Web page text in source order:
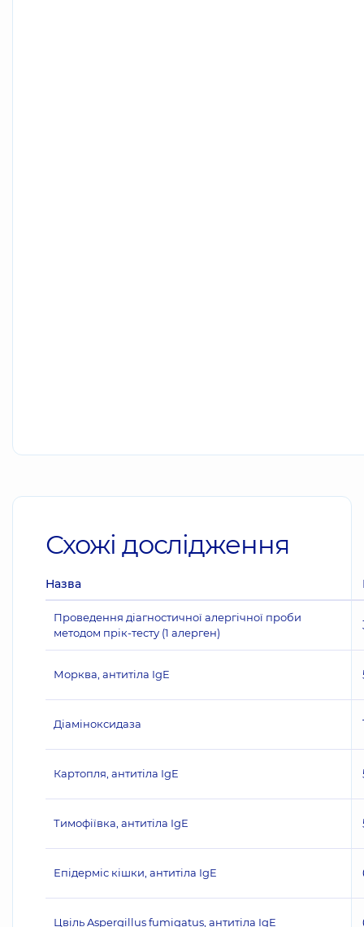
Схожі дослідження
Назва
Проведення діагностичної алергічної проби
методом прік-тесту (1 алерген)
Морква, антитіла IgE
Діаміноксидаза
Картопля, антитіла IgE
Тимофіївка, антитіла IgE
Епідерміс кішки, антитіла IgE
Цвіль Aspergillus fumigatus, антитіла IgE